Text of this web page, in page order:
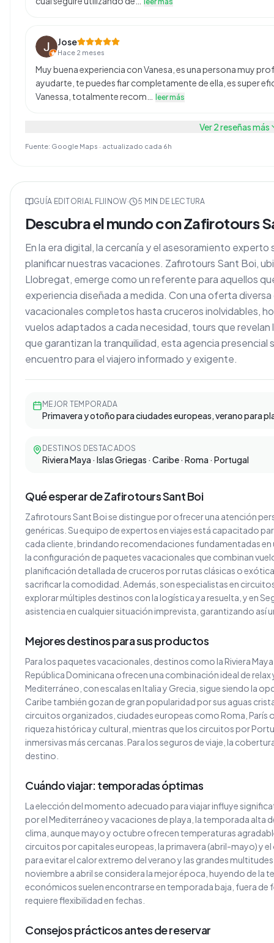
Jose
Hace 2 meses
Muy buena experiencia con Vanesa, es una persona muy
ayudarte, te puedes fiar completamente de ella, es super
Vanessa, totalmente recom…
leer más
Ver2reseñas más
Fuente: Google Maps · actualizado cada 6h
GUÍA EDITORIAL FLIINOW· 5 MIN DE LECTURA
Descubra el mundo con Zafirotours
En la era digital, la cercanía y el asesoramiento
planificar nuestras vacaciones. Zafirotours Sant Boi,
Llobregat, emerge como un referente para aquellos
experiencia diseñada a medida. Con una oferta
vacacionales completos hasta cruceros inolvidables,
vuelos adaptados a cada necesidad, tours que
que garantizan la tranquilidad, esta agencia presencial
encuentro para el viajero informado y exigente.
MEJOR TEMPORADA
Primavera y otoño para ciudades europeas, verano para
DESTINOS DESTACADOS
Riviera Maya · Islas Griegas · Caribe · Roma · Portugal
Qué esperar de Zafirotours Sant Boi
Zafirotours Sant Boi se distingue por ofrecer una atención
genéricas. Su equipo de expertos en viajes está capacitado
cada cliente, brindando recomendaciones fundamentadas
la configuración de paquetes vacacionales que combinan
planificación detallada de cruceros por rutas clásicas o
sacrificar la comodidad. Además, son especialistas en
explorar múltiples destinos con la logística ya resuelta, y en
asistencia en cualquier situación imprevista, garantizando así
Mejores destinos para sus productos
Para los paquetes vacacionales, destinos como la Riviera
República Dominicana ofrecen una combinación ideal de relax
Mediterráneo, con escalas en Italia y Grecia, sigue siendo la
Caribe también gozan de gran popularidad por sus aguas
circuitos organizados, ciudades europeas como Roma, París
riqueza histórica y cultural, mientras que los circuitos por
inmersivas más cercanas. Para los seguros de viaje, la
destino.
Cuándo viajar: temporadas óptimas
La elección del momento adecuado para viajar influye
por el Mediterráneo y vacaciones de playa, la temporada alta
clima, aunque mayo y octubre ofrecen temperaturas
circuitos por capitales europeas, la primavera (abril-mayo)
para evitar el calor extremo del verano y las grandes
noviembre a abril se considera la mejor época, huyendo de la
económicos suelen encontrarse en temporada baja, fuera de
requiere flexibilidad en fechas.
Consejos prácticos antes de reservar